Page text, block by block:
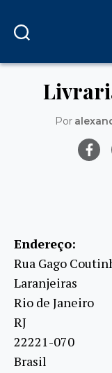
Por
Endereço:
Rua Gago
Laranjeiras
Rio de Janeiro
RJ
22221-070
Brasil